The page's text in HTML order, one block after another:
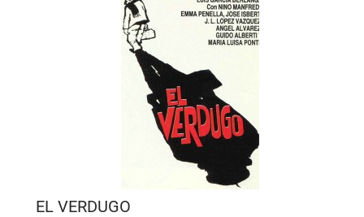
EL VERDUGO